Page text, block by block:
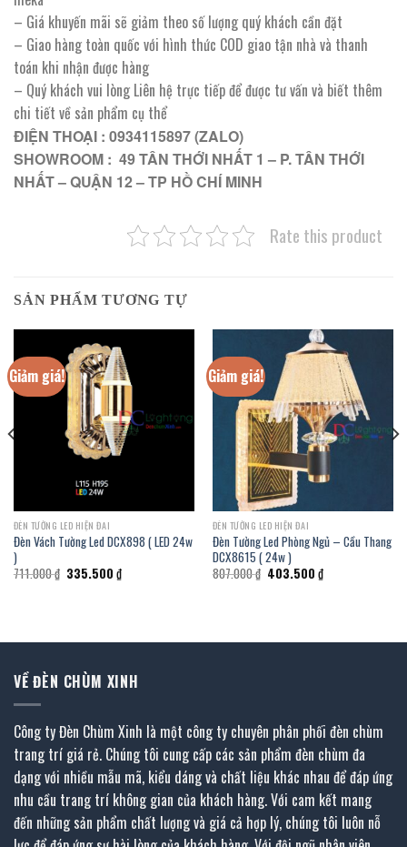
– Giá khuyến mãi sẽ giảm theo số lượng quý khách cần đặt
– Giao hàng toàn quốc với hình thức COD giao tận nhà và thanh
toán khi nhận được hàng
– Quý khách vui lòng Liên hệ trực tiếp để được tư vấn và biết thêm
chi tiết về sản phẩm cụ thể
ĐIỆN THOẠI : 0934115897 (ZALO)
SHOWROOM : 49 TÂN THỚI NHẤT 1 – P. TÂN THỚI
NHẤT – QUẬN 12 – TP HỒ CHÍ MINH
Rate this product
SẢN PHẨM TƯƠNG TỰ
Giảm giá!
ĐÈN TƯỜNG LED HIỆN ĐAI
Đèn Vách Tường Led DCX898 ( LED 24w
)
711.000₫ Giá
gốc
335.500 ₫Giá
hiện
Giảm giá!
ĐÈN TƯỜNG LED HIỆN ĐAI
Đèn Tường Led Phòng Ngủ – Cầu Thang
DCX8615 ( 24w )
807.000₫ Giá
gốc
403.500 ₫Giá
hiện
VỀ ĐÈN CHÙM XINH
Công ty Đèn Chùm Xinh là một công ty chuyên phân phối đèn chùm
trang trí giá rẻ. Chúng tôi cung cấp các sản phẩm đèn chùm đa
dạng với nhiều mẫu mã, kiểu dáng và chất liệu khác nhau để đáp ứng
nhu cầu trang trí không gian của khách hàng. Với cam kết mang
đến những sản phẩm chất lượng và giá cả hợp lý, chúng tôi luôn nỗ